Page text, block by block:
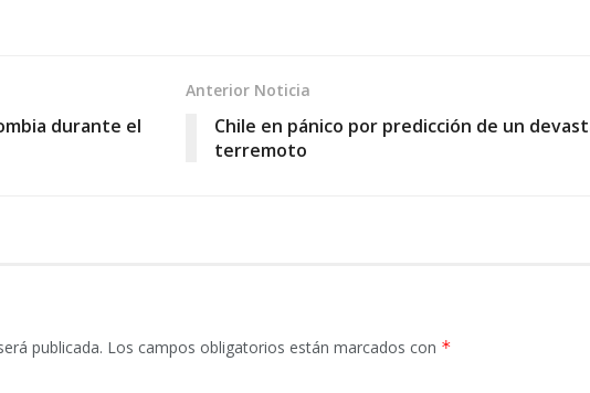
durante el
Anterior Noticia
Chile en pánico por predicción de un
terremoto
publicada. Los campos obligatorios están marcados con *